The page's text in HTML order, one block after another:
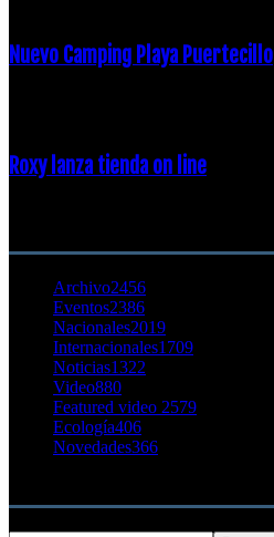
Nuevo Camping Playa Puertecillo
Roxy lanza tienda on line
Archivo2456
Eventos2386
Nacionales2019
Internacionales1709
Noticias1322
Video880
Featured video 2579
Ecología406
Novedades366